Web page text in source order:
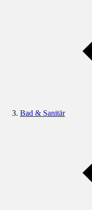
Bad & Sanitär